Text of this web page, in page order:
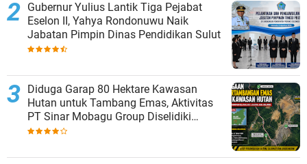
Gubernur Yulius Lantik Tiga Pejabat
Eselon II, Yahya Rondonuwu Naik
Jabatan Pimpin Dinas Pendidikan Sulut
Diduga Garap 80 Hektare Kawasan
Hutan untuk Tambang Emas, Aktivitas
PT Sinar Mobagu Group Diselidiki
Aparat